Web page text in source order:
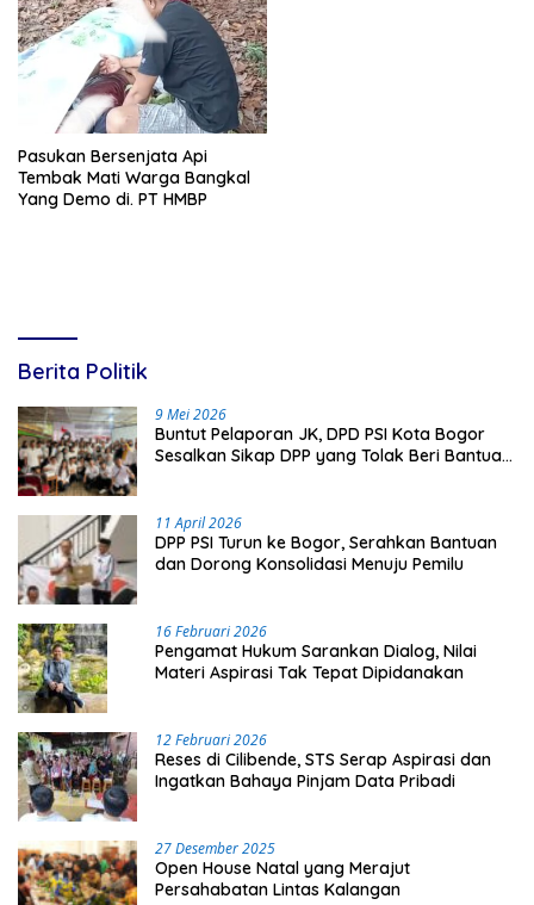
Pasukan Bersenjata Api
Tembak Mati Warga Bangkal
Yang Demo di. PT HMBP
Berita Politik
9 Mei 2026
Buntut Pelaporan JK, DPD PSI Kota Bogor
Sesalkan Sikap DPP yang Tolak Beri Bantuan
11 April 2026
DPP PSI Turun ke Bogor, Serahkan Bantuan
dan Dorong Konsolidasi Menuju Pemilu
16 Februari 2026
Pengamat Hukum Sarankan Dialog, Nilai
Materi Aspirasi Tak Tepat Dipidanakan
12 Februari 2026
Reses di Cilibende, STS Serap Aspirasi dan
Ingatkan Bahaya Pinjam Data Pribadi
27 Desember 2025
Open House Natal yang Merajut
Persahabatan Lintas Kalangan